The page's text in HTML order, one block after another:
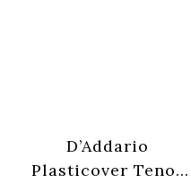
D’Addario
Plasticover Tenor